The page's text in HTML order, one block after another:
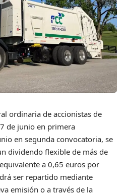
ordinaria de accionistas de
de junio en primera
en segunda convocatoria, se
dividendo flexible de más de
a 0,65 euros por
ser repartido mediante
emisión o a través de la